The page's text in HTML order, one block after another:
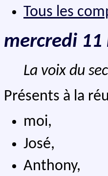
Tous les
mercredi 11
La voix du
Présents à la
moi,
José,
Anthony,